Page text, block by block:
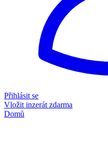
Přihlásit se
Vložit inzerát zdarma
Domů